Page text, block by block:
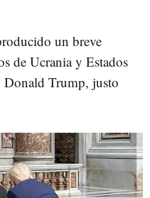
un breve
de Ucrania y Estados
Trump, justo